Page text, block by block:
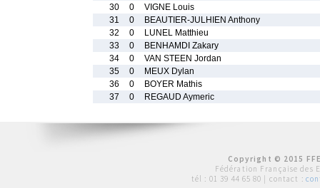
30
0
VIGNE Louis
31
0
BEAUTIER-JULHIEN Anthony
32
0
LUNEL Matthieu
33
0
BENHAMDI Zakary
34
0
VAN STEEN Jordan
35
0
MEUX Dylan
36
0
BOYER Mathis
37
0 REGAUD Aymeric
Copyright © 2015
Fédération Française des
tél : 01 39 44 65 80 | contact :